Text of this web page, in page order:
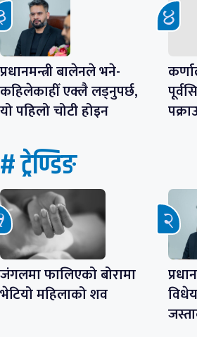
प्रधानमन्त्री बालेनले भने-
कहिलेकाहीँ एक्लै लड्नुपर्छ,
यो पहिलो चोटी होइन
# ट्रेण्डिङ
जंगलमा फालिएको बोरामा
भेटियो महिलाको शव